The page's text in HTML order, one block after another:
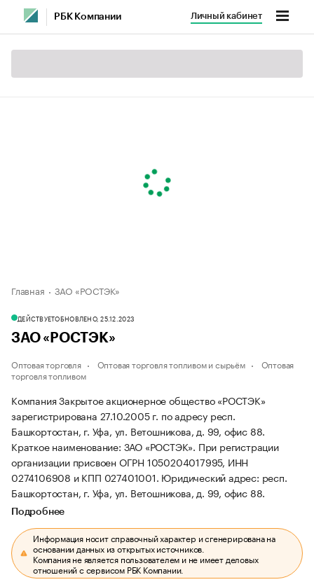
РБК Компании Личный кабинет
Главная ЗАО «РОСТЭК»
ДЕЙСТВУЕТОБНОВЛЕНО, 25.12.2023
ЗАО «РОСТЭК»
Оптовая торговля Оптовая торговля топливом и сырьём
Оптовая
торговля топливом
Компания Закрытое акционерное общество «РОСТЭК»
зарегистрирована 27.10.2005 г. по адресу респ.
Башкортостан, г. Уфа, ул. Ветошникова, д. 99, офис 88.
Краткое наименование: ЗАО «РОСТЭК». При регистрации
организации присвоен ОГРН 1050204017995, ИНН
0274106908 и КПП 027401001. Юридический адрес: респ.
Башкортостан, г. Уфа, ул. Ветошникова, д. 99, офис 88.
Подробнее
Информация носит справочный характер и сгенерирована на
основании данных из открытых источников.
Компания не является пользователем и не имеет деловых
отношений с сервисом РБК Компании.